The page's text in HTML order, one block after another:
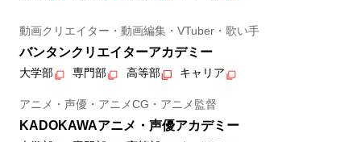
動画クリエイター・動画編集・VTuber・歌い手
バンタンクリエイターアカデミー
大学部 専門部 高等部 キャリア
アニメ・声優・アニメCG・アニメ監督
KADOKAWAアニメ・声優アカデミー